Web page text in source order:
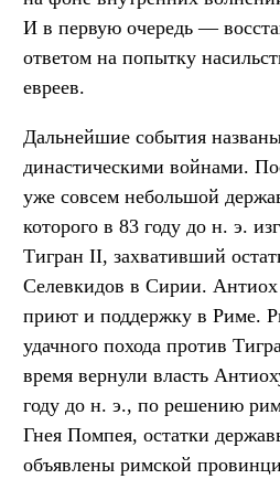
И в первую очередь —
ответом на попытку
евреев.
Дальнейшие события
династическими войнами.
уже совсем небольшой
которого в 83 году до н. э.
Тигран II, захвативший
Селевкидов в Сирии.
приют и поддержку в Риме.
удачного похода против
время вернули власть
году до н. э., по решению
Гнея Помпея, остатки
объявлены римской